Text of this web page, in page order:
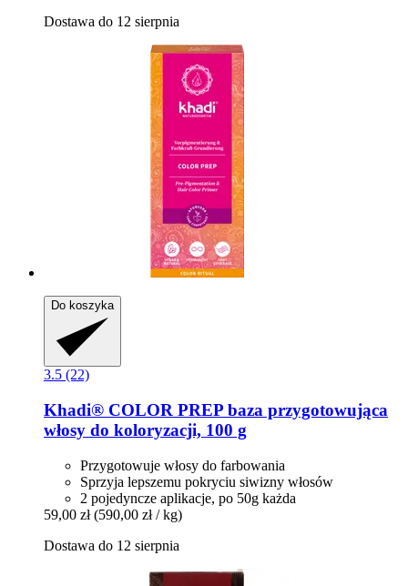
Dostawa do 12 sierpnia
Do koszyka
3.5 (22)
Khadi® COLOR PREP baza przygotowująca
włosy do koloryzacji, 100 g
Przygotowuje włosy do farbowania
Sprzyja lepszemu pokryciu siwizny włosów
2 pojedyncze aplikacje, po 50g każda
59,00 zł (590,00 zł / kg)
Dostawa do 12 sierpnia